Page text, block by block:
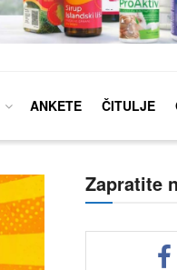
ANKETE ČITULJE
Zapratite